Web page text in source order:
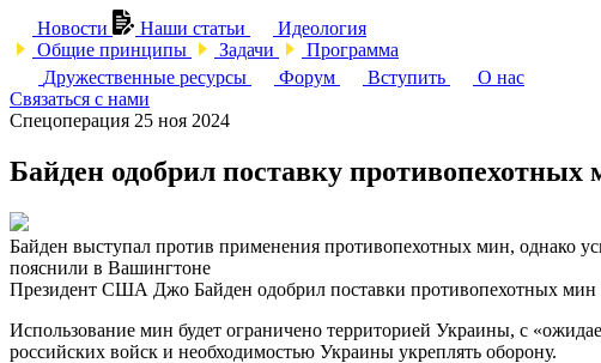
Новости Наши статьи
Идеология
Общие принципы
Задачи
Программа
Дружественные ресурсы
Форум Вступить
О нас
Связаться с нами
Спецоперация 25 ноя 2024
Байден одобрил поставку
Байден выступал против применения противопехотных мин, однако
пояснили в Вашингтоне
Президент США Джо Байден одобрил поставки противопехотных мин
Использование мин будет ограничено территорией Украины, с
российских войск и необходимостью Украины укреплять оборону.